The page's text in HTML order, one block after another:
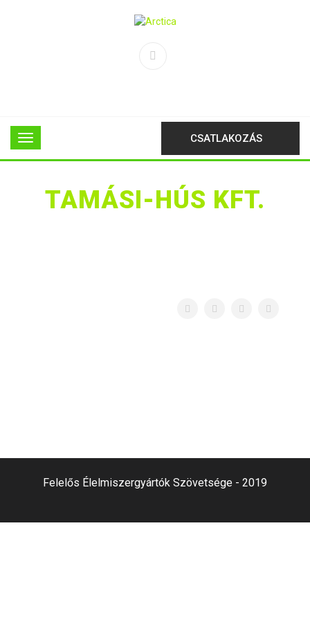
CSATLAKOZÁS
TAMÁSI-HÚS KFT.
Felelős Élelmiszergyártók Szövetsége - 2019